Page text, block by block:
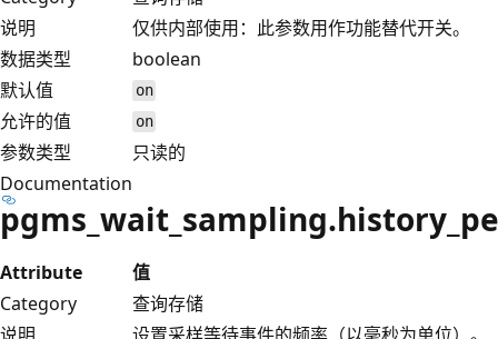
说明
仅供内部使用：此参数用作功能替代开关。
数据类型
boolean
默认值
on
允许的值 on
参数类型
只读的
Documentation
Attribute
值
Category
查询存储
说明
设置采样等待事件的频率（以毫秒为单位）。